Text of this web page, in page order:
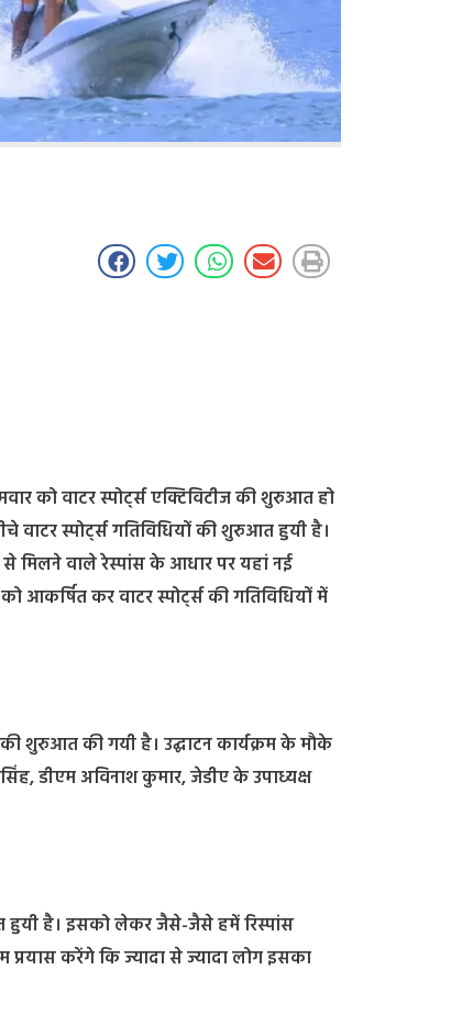
को वाटर स्पोर्ट्स एक्टिविटीज की शुरुआत हो
वाटर स्पोर्ट्स गतिविधियों की शुरुआत हुयी है।
मिलने वाले रेस्पांस के आधार पर यहां नई
कर वाटर स्पोर्ट्स की गतिविधियों में
की शुरुआत की गयी है। उद्घाटन कार्यक्रम के मौके
डीएम अविनाश कुमार, जेडीए के उपाध्यक्ष
हुयी है। इसको लेकर जैसे-जैसे हमें रिस्पांस
करेंगे कि ज्यादा से ज्यादा लोग इसका